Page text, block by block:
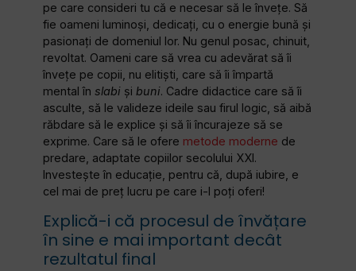
pe care consideri tu că e necesar să le învețe. Să
fie oameni luminoși, dedicați, cu o energie bună și
pasionați de domeniul lor. Nu genul posac, chinuit,
revoltat. Oameni care să vrea cu adevărat să îi
învețe pe copii, nu elitiști, care să îi împartă
mental înslabi și buni. Cadre didactice care să îi
asculte, să le valideze ideile sau firul logic, să aibă
răbdare să le explice și să îi încurajeze să se
exprime. Care să le ofere metode moderne de
predare, adaptate copiilor secolului XXI.
Investește în educație, pentru că, după iubire, e
cel mai de preț lucru pe care i-l poți oferi!
Explică-i că procesul de învățare
în sine e mai important decât
rezultatul final